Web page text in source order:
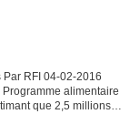
RFI 04-02-2016
alimentaire
que 2,5 millions